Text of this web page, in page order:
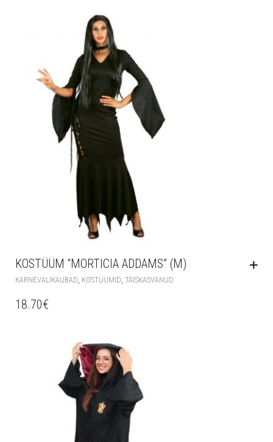
KOSTÜÜM “MORTICIA ADDAMS” (M)
KARNEVALIKAUBAD KOSTÜÜMID TÄISKASVANUD
18.70€